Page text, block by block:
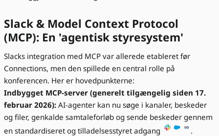
Slack & Model Context Protocol
(MCP): En 'agentisk styresystem'
Slacks integration med MCP var allerede etableret før
Connections, men den spillede en central rolle på
konferencen. Her er hovedpunkterne:
Indbygget MCP-server (generelt tilgængelig siden 17.
februar 2026): AI-agenter kan nu søge i kanaler, beskeder
og filer, genkalde samtaleforløb og sende beskeder gennem
en standardiseret og tilladelsesstyret adgang
.